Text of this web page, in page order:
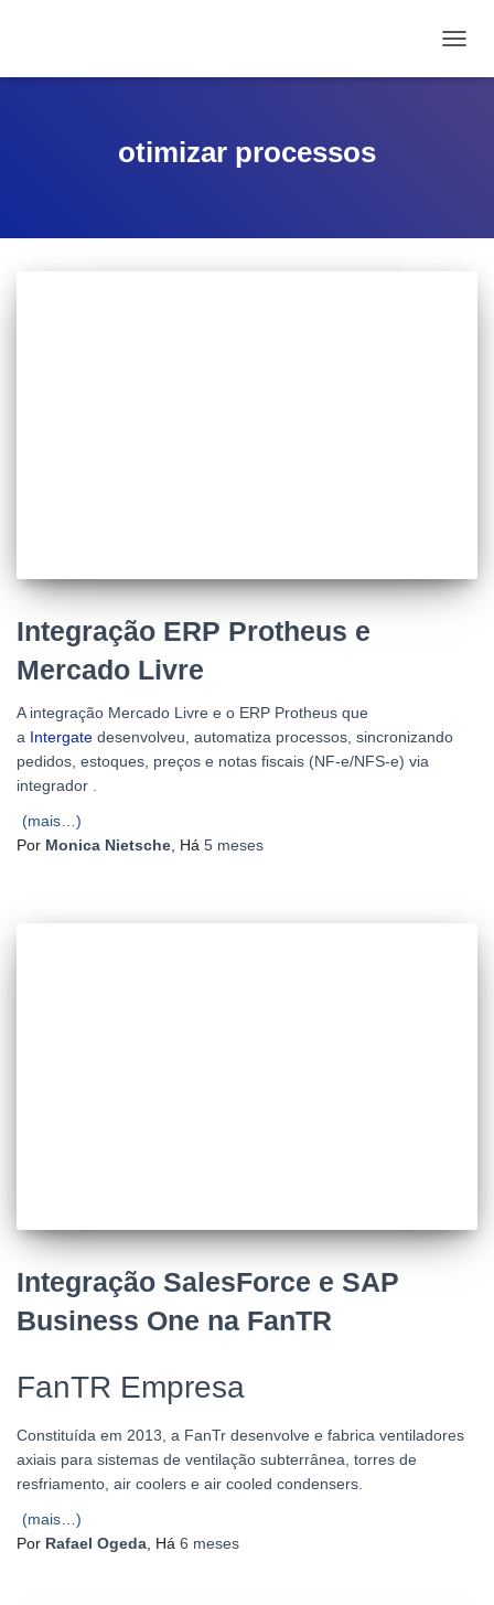
otimizar processos
Integração ERP Protheus e
Mercado Livre
A integração Mercado Livre e o ERP Protheus que
a Intergate desenvolveu, automatiza processos, sincronizando
pedidos, estoques, preços e notas fiscais (NF-e/NFS-e) via
integrador .
(mais…)
Por Monica Nietsche , Há 5 meses
Integração SalesForce e SAP
Business One na FanTR
FanTR Empresa
Constituída em 2013, a FanTr desenvolve e fabrica ventiladores
axiais para sistemas de ventilação subterrânea, torres de
resfriamento, air coolers e air cooled condensers.
(mais…)
Por Rafael Ogeda, Há 6 meses